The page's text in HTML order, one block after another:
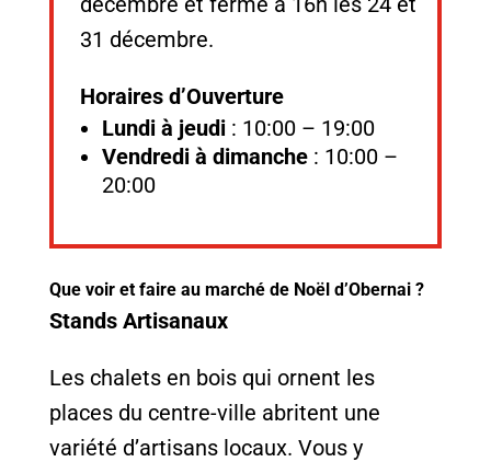
31 décembre.
Horaires d’Ouverture
Lundi à jeudi : 10:00 – 19:00
Vendredi à dimanche : 10:00 –
20:00
Que voir et faire au marché de Noël d’Obernai ?
Stands Artisanaux
Les chalets en bois qui ornent les
places du centre-ville abritent une
variété d’artisans locaux. Vous y